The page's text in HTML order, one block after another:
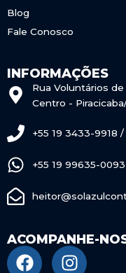
Blog
Fale Conosco
INFORMAÇÕES
Rua Voluntários
Centro -
+55 19 3433-9918
+55 19 99635-0093
ACOMPANHE-
F
I